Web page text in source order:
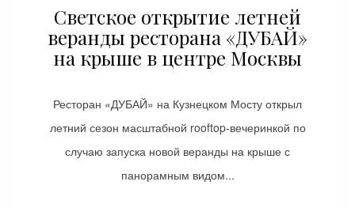
Светское открытие летней
веранды ресторана «ДУБАЙ»
на крыше в центре Москвы
Ресторан «ДУБАЙ» на Кузнецком Мосту открыл
летний сезон масштабной rooftop-вечеринкой по
случаю запуска новой веранды на крыше с
панорамным видом...